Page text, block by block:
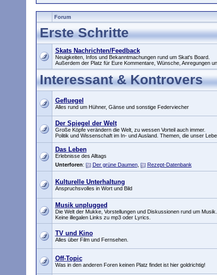
Forum
Erste Schritte
Skats Nachrichten/Feedback
Neuigkeiten, Infos und Bekanntmachungen rund um Skat's Board.
Außerdem der Platz für Eure Kommentare, Wünsche, Anregungen
Interessant & Kontrovers
Gefluegel
Alles rund um Hühner, Gänse und sonstige Federviecher
Der Spiegel der Welt
Große Köpfe verändern die Welt, zu wessen Vorteil auch immer.
Politik und Wissenschaft im In- und Ausland. Themen, die unser
Das Leben
Erlebnisse des Alltags
Unterforen: Der grüne Daumen, Rezept-Datenbank
Kulturelle Unterhaltung
Anspruchsvolles in Wort und Bild
Musik unplugged
Die Welt der Mukke, Vorstellungen und Diskussionen rund um Musik.
Keine illegalen Links zu mp3 oder Lyrics.
TV und Kino
Alles über Film und Fernsehen.
Off-Topic
Was in den anderen Foren keinen Platz findet ist hier goldrichtig!